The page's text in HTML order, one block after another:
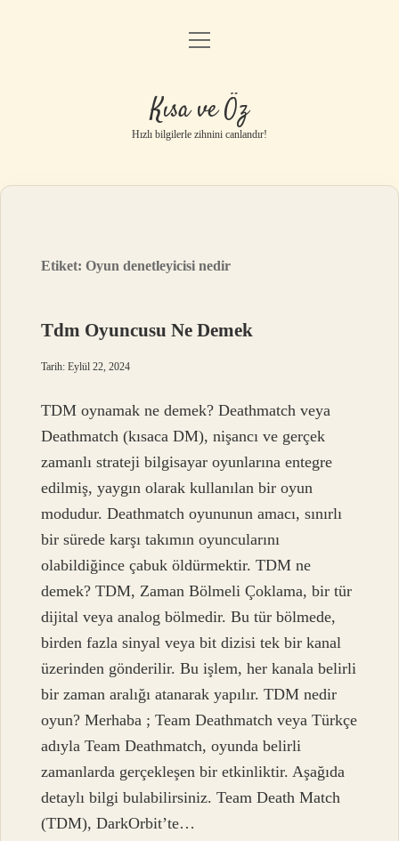
Anasayfa
Gizlilik Politikası
Yasal Uyarı
menüyü
Kısa ve Öz
Hızlı bilgilerle zihnini canlandır!
Etiket:Oyun denetleyicisi nedir
Tdm Oyuncusu Ne Demek
Tarih: Eylül 22, 2024
TDM oynamak ne demek? Deathmatch veya
Deathmatch (kısaca DM), nişancı ve gerçek
zamanlı strateji bilgisayar oyunlarına entegre
edilmiş, yaygın olarak kullanılan bir oyun
modudur. Deathmatch oyununun amacı, sınırlı
bir sürede karşı takımın oyuncularını
olabildiğince çabuk öldürmektir. TDM ne
demek? TDM, Zaman Bölmeli Çoklama, bir tür
dijital veya analog bölmedir. Bu tür bölmede,
birden fazla sinyal veya bit dizisi tek bir kanal
üzerinden gönderilir. Bu işlem, her kanala belirli
bir zaman aralığı atanarak yapılır. TDM nedir
oyun? Merhaba ; Team Deathmatch veya Türkçe
adıyla Team Deathmatch, oyunda belirli
zamanlarda gerçekleşen bir etkinliktir. Aşağıda
detaylı bilgi bulabilirsiniz. Team Death Match
(TDM), DarkOrbit’te…